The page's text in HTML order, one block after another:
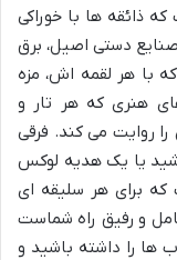
ذائقه ها با خوراکی
دستی اصیل، برق
با هر لقمه اش، مزه
هنری که هر تار و
روایت می کند. فرقی
یا یک هدیه لوکس
که برای هر سلیقه ای
و رفیق راه شماست
ها را داشته باشید و